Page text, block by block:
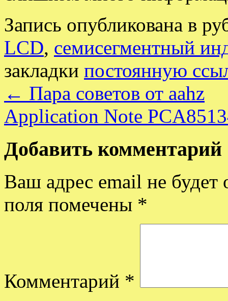
Запись опубликована в
LCD, семисегментный
закладки постоянную
← Пара советов от aahz
Application Note
Добавить комментарий
Ваш адрес email не будет
поля помечены *
Комментарий *